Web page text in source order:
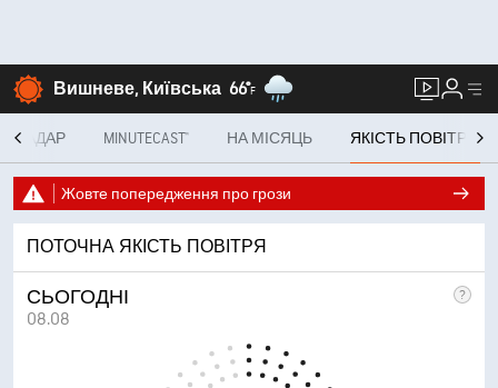
Вишневе, Київська 66°F
РАДАР MINUTECAST® НА МІСЯЦЬ ЯКІСТЬ ПОВІТРЯ
Жовте попередження про грози
ПОТОЧНА ЯКІСТЬ ПОВІТРЯ
СЬОГОДНІ
08.08